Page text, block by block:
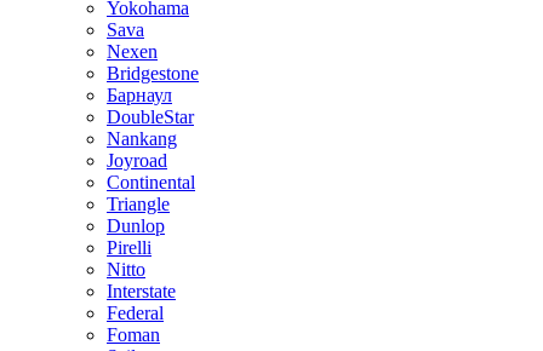
Yokohama
Sava
Nexen
Bridgestone
Барнаул
DoubleStar
Nankang
Joyroad
Continental
Triangle
Dunlop
Pirelli
Nitto
Interstate
Federal
Foman